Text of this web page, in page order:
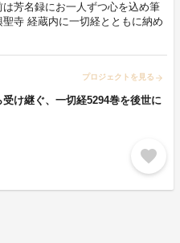
芳名録にお一人ずつ心を込め筆
寺 経蔵内に一切経とともに納め
プロジェクトを見る arrow_forward
け継ぐ、一切経5294巻を後世に
favorite